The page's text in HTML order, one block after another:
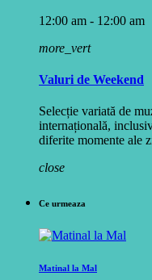
12:00 am - 12:00 am
more_vert
Valuri de Weekend
Selecție variată de
internațională,
diferite momente ale
close
Ce urmeaza
Matinal la Mal